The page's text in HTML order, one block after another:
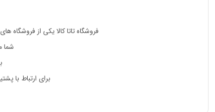
فروشگاه تاتا کالا یکی از فروشگاه های
شما
برای ارتباط با